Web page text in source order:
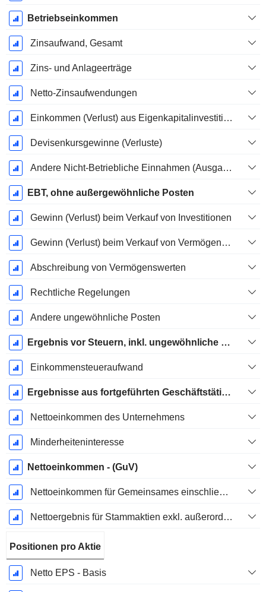
Betriebseinkommen
Zinsaufwand, Gesamt
Zins- und Anlageerträge
Netto-Zinsaufwendungen
Einkommen (Verlust) aus Eigenkapitalinvestitionen.
Devisenkursgewinne (Verluste)
Andere Nicht-Betriebliche Einnahmen (Ausgaben)
EBT, ohne außergewöhnliche Posten
Gewinn (Verlust) beim Verkauf von Investitionen
Gewinn (Verlust) beim Verkauf von Vermögenswerten
Abschreibung von Vermögenswerten
Rechtliche Regelungen
Andere ungewöhnliche Posten
Ergebnis vor Steuern, inkl. ungewöhnliche Posten
Einkommensteueraufwand
Ergebnisse aus fortgeführten Geschäftstätigkeiten
Nettoeinkommen des Unternehmens
Minderheiteninteresse
Nettoeinkommen - (GuV)
Nettoeinkommen für Gemeinsames einschließlich außerordentlicher Posten
Nettoergebnis für Stammaktien exkl. außerordentliche Posten
Positionen pro Aktie
Netto EPS - Basis